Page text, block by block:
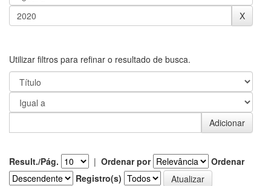
Utilizar filtros para refinar o resultado de busca.
Result./Pág. | Ordenar por
Ordenar
Registro(s)